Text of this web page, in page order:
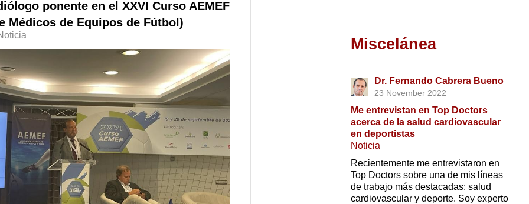
ponente en el XXVI Curso AEMEF
Médicos de Equipos de Fútbol)
Miscelánea
Dr. Fernando Cabrera Bueno
23 November 2022
Me entrevistan en Top Doctors
acerca de la salud cardiovascular
en deportistas
Noticia
Recientemente me entrevistaron en
Top Doctors sobre una de mis líneas
de trabajo más destacadas: salud
cardiovascular y deporte. Soy experto